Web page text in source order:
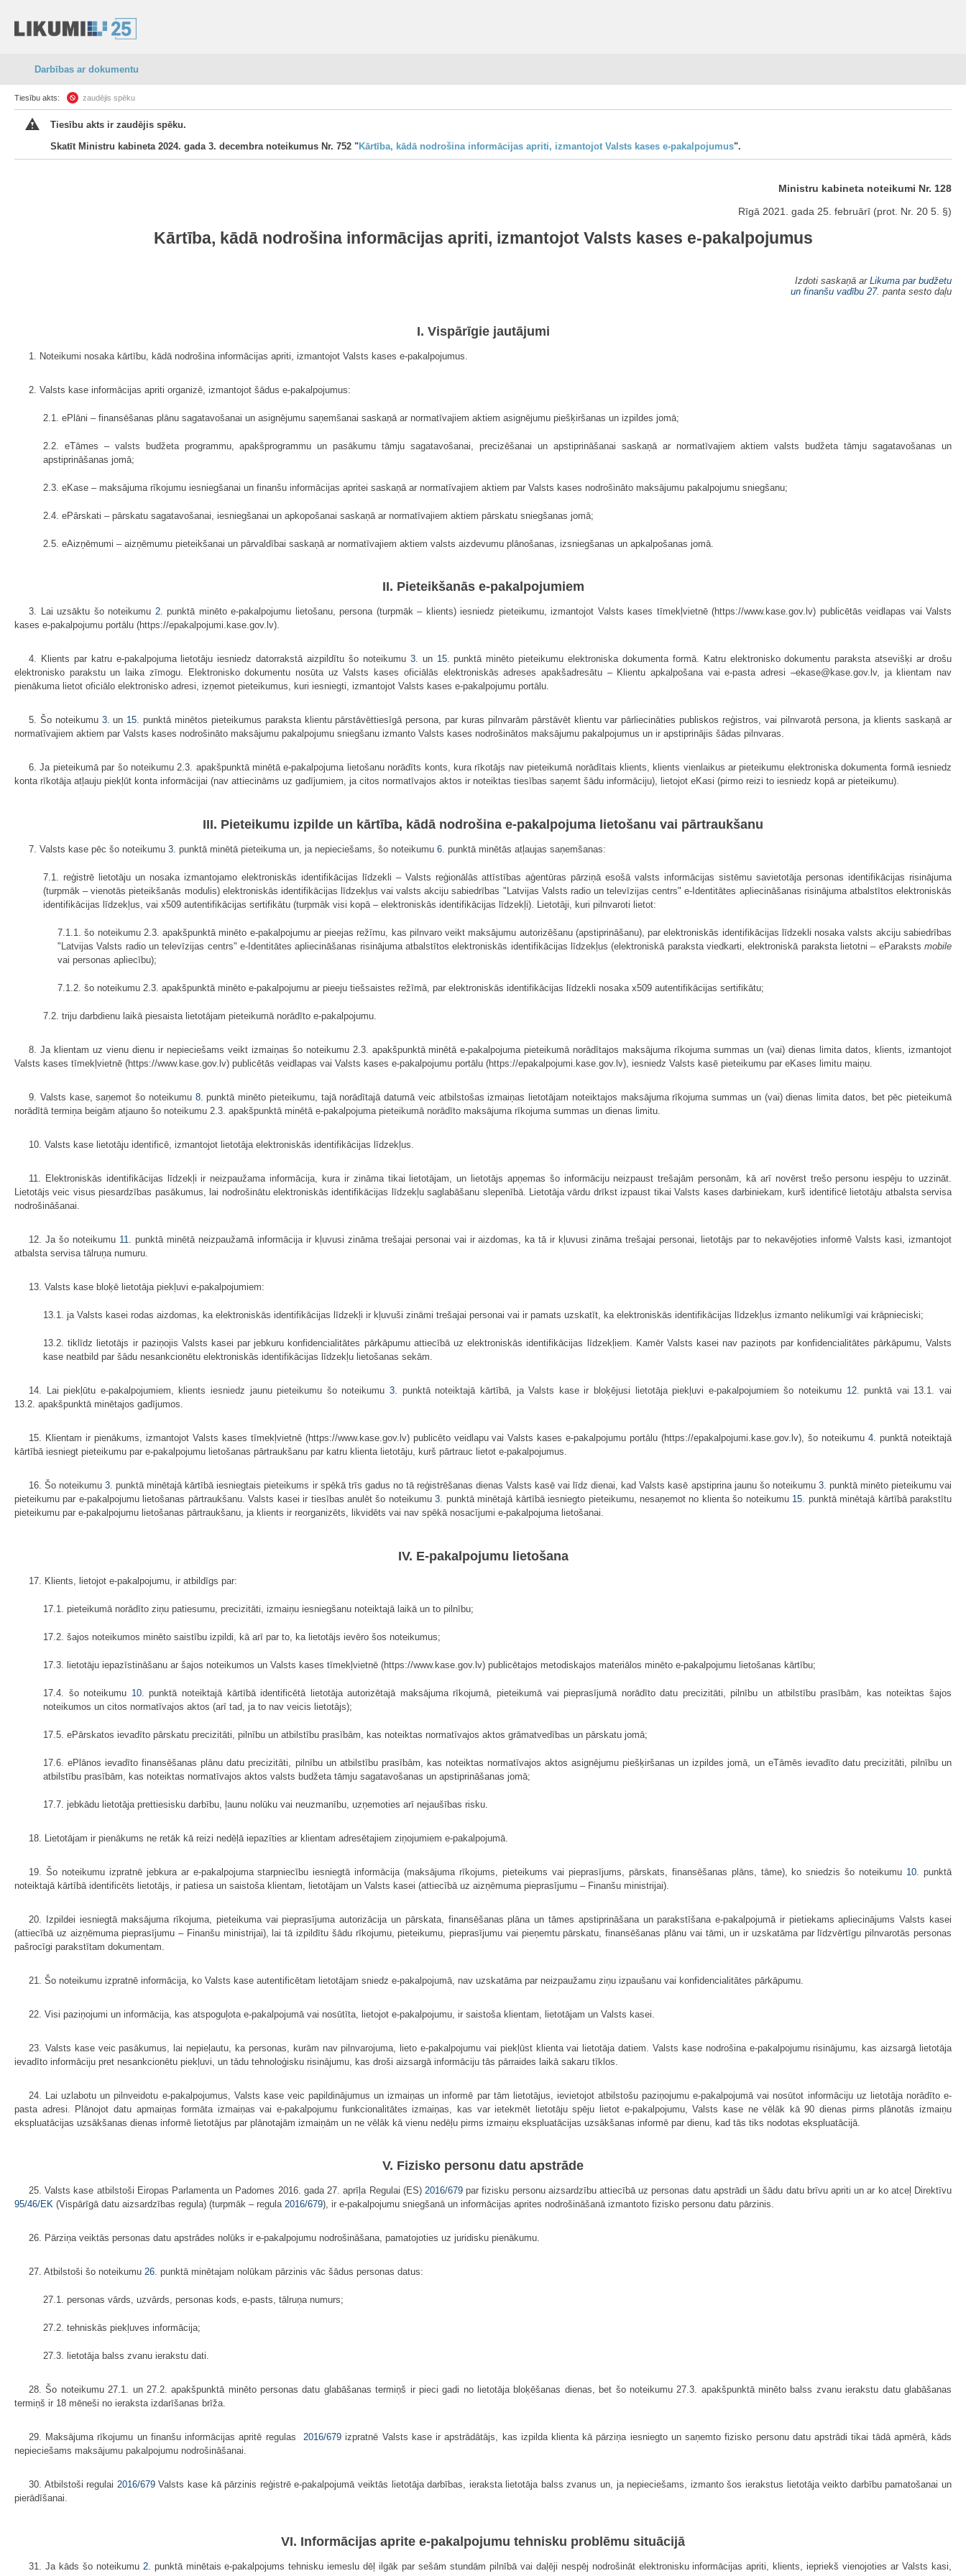
Darbības ar dokumentu
Tiesību akts: zaudējis spēku
Tiesību akts ir zaudējis spēku.
Skatīt Ministru kabineta 2024. gada 3. decembra noteikumus Nr. 752 "Kārtība, kādā nodrošina informācijas apriti, izmantojot Valsts kases e-pakalpojumus".
Ministru kabineta noteikumi Nr. 128
Rīgā 2021. gada 25. februārī (prot. Nr. 20 5. §)
Kārtība, kādā nodrošina informācijas apriti, izmantojot Valsts kases e-pakalpojumus
Izdoti saskaņā ar Likuma par budžetu
un finanšu vadību 27. panta sesto daļu
I. Vispārīgie jautājumi
1. Noteikumi nosaka kārtību, kādā nodrošina informācijas apriti, izmantojot Valsts kases e-pakalpojumus.
2. Valsts kase informācijas apriti organizē, izmantojot šādus e-pakalpojumus:
2.1. ePlāni – finansēšanas plānu sagatavošanai un asignējumu saņemšanai saskaņā ar normatīvajiem aktiem asignējumu piešķiršanas un izpildes jomā;
2.2. eTāmes – valsts budžeta programmu, apakšprogrammu un pasākumu tāmju sagatavošanai, precizēšanai un apstiprināšanai saskaņā ar normatīvajiem aktiem valsts budžeta tāmju sagatavošanas un
apstiprināšanas jomā;
2.3. eKase – maksājuma rīkojumu iesniegšanai un finanšu informācijas apritei saskaņā ar normatīvajiem aktiem par Valsts kases nodrošināto maksājumu pakalpojumu sniegšanu;
2.4. ePārskati – pārskatu sagatavošanai, iesniegšanai un apkopošanai saskaņā ar normatīvajiem aktiem pārskatu sniegšanas jomā;
2.5. eAizņēmumi – aizņēmumu pieteikšanai un pārvaldībai saskaņā ar normatīvajiem aktiem valsts aizdevumu plānošanas, izsniegšanas un apkalpošanas jomā.
II. Pieteikšanās e-pakalpojumiem
3. Lai uzsāktu šo noteikumu 2. punktā minēto e-pakalpojumu lietošanu, persona (turpmāk – klients) iesniedz pieteikumu, izmantojot Valsts kases tīmekļvietnē (https://www.kase.gov.lv) publicētās veidlapas vai Valsts
kases e-pakalpojumu portālu (https://epakalpojumi.kase.gov.lv).
4. Klients par katru e-pakalpojuma lietotāju iesniedz datorrakstā aizpildītu šo noteikumu 3. un 15. punktā minēto pieteikumu elektroniska dokumenta formā. Katru elektronisko dokumentu paraksta atsevišķi ar drošu
elektronisko parakstu un laika zīmogu. Elektronisko dokumentu nosūta uz Valsts kases oficiālās elektroniskās adreses apakšadresātu – Klientu apkalpošana vai e-pasta adresi –ekase@kase.gov.lv, ja klientam nav
pienākuma lietot oficiālo elektronisko adresi, izņemot pieteikumus, kuri iesniegti, izmantojot Valsts kases e-pakalpojumu portālu.
5. Šo noteikumu 3.un 15. punktā minētos pieteikumus paraksta klientu pārstāvēttiesīgā persona, par kuras pilnvarām pārstāvēt klientu var pārliecināties publiskos reģistros, vai pilnvarotā persona, ja klients saskaņā ar
normatīvajiem aktiem par Valsts kases nodrošināto maksājumu pakalpojumu sniegšanu izmanto Valsts kases nodrošinātos maksājumu pakalpojumus un ir apstiprinājis šādas pilnvaras.
6. Ja pieteikumā par šo noteikumu 2.3. apakšpunktā minētā e-pakalpojuma lietošanu norādīts konts, kura rīkotājs nav pieteikumā norādītais klients, klients vienlaikus ar pieteikumu elektroniska dokumenta formā iesniedz
konta rīkotāja atļauju piekļūt konta informācijai (nav attiecināms uz gadījumiem, ja citos normatīvajos aktos ir noteiktas tiesības saņemt šādu informāciju), lietojot eKasi (pirmo reizi to iesniedz kopā ar pieteikumu).
III. Pieteikumu izpilde un kārtība, kādā nodrošina e-pakalpojuma lietošanu vai pārtraukšanu
7. Valsts kase pēc šo noteikumu 3. punktā minētā pieteikuma un, ja nepieciešams, šo noteikumu 6. punktā minētās atļaujas saņemšanas:
7.1. reģistrē lietotāju un nosaka izmantojamo elektroniskās identifikācijas līdzekli – Valsts reģionālās attīstības aģentūras pārziņā esošā valsts informācijas sistēmu savietotāja personas identifikācijas risinājuma
(turpmāk – vienotās pieteikšanās modulis) elektroniskās identifikācijas līdzekļus vai valsts akciju sabiedrības "Latvijas Valsts radio un televīzijas centrs" e-Identitātes apliecināšanas risinājuma atbalstītos elektroniskās
identifikācijas līdzekļus, vai x509 autentifikācijas sertifikātu (turpmāk visi kopā – elektroniskās identifikācijas līdzekļi). Lietotāji, kuri pilnvaroti lietot:
7.1.1. šo noteikumu 2.3. apakšpunktā minēto e-pakalpojumu ar pieejas režīmu, kas pilnvaro veikt maksājumu autorizēšanu (apstiprināšanu), par elektroniskās identifikācijas līdzekli nosaka valsts akciju sabiedrības
"Latvijas Valsts radio un televīzijas centrs" e-Identitātes apliecināšanas risinājuma atbalstītos elektroniskās identifikācijas līdzekļus (elektroniskā paraksta viedkarti, elektroniskā paraksta lietotni – eParaksts mobile
vai personas apliecību);
7.1.2. šo noteikumu 2.3. apakšpunktā minēto e-pakalpojumu ar pieeju tiešsaistes režīmā, par elektroniskās identifikācijas līdzekli nosaka x509 autentifikācijas sertifikātu;
7.2. triju darbdienu laikā piesaista lietotājam pieteikumā norādīto e-pakalpojumu.
8. Ja klientam uz vienu dienu ir nepieciešams veikt izmaiņas šo noteikumu 2.3. apakšpunktā minētā e-pakalpojuma pieteikumā norādītajos maksājuma rīkojuma summas un (vai) dienas limita datos, klients, izmantojot
Valsts kases tīmekļvietnē (https://www.kase.gov.lv) publicētās veidlapas vai Valsts kases e-pakalpojumu portālu (https://epakalpojumi.kase.gov.lv), iesniedz Valsts kasē pieteikumu par eKases limitu maiņu.
9. Valsts kase, saņemot šo noteikumu 8. punktā minēto pieteikumu, tajā norādītajā datumā veic atbilstošas izmaiņas lietotājam noteiktajos maksājuma rīkojuma summas un (vai) dienas limita datos, bet pēc pieteikumā
norādītā termiņa beigām atjauno šo noteikumu 2.3. apakšpunktā minētā e-pakalpojuma pieteikumā norādīto maksājuma rīkojuma summas un dienas limitu.
10. Valsts kase lietotāju identificē, izmantojot lietotāja elektroniskās identifikācijas līdzekļus.
11. Elektroniskās identifikācijas līdzekļi ir neizpaužama informācija, kura ir zināma tikai lietotājam, un lietotājs apņemas šo informāciju neizpaust trešajām personām, kā arī novērst trešo personu iespēju to uzzināt.
Lietotājs veic visus piesardzības pasākumus, lai nodrošinātu elektroniskās identifikācijas līdzekļu saglabāšanu slepenībā. Lietotāja vārdu drīkst izpaust tikai Valsts kases darbiniekam, kurš identificē lietotāju atbalsta servisa
nodrošināšanai.
12. Ja šo noteikumu 11.
punktā minētā neizpaužamā informācija ir kļuvusi zināma trešajai personai vai ir aizdomas, ka tā ir kļuvusi zināma trešajai personai, lietotājs par to nekavējoties informē Valsts kasi, izmantojot
atbalsta servisa tālruņa numuru.
13. Valsts kase bloķē lietotāja piekļuvi e-pakalpojumiem:
13.1. ja Valsts kasei rodas aizdomas, ka elektroniskās identifikācijas līdzekļi ir kļuvuši zināmi trešajai personai vai ir pamats uzskatīt, ka elektroniskās identifikācijas līdzekļus izmanto nelikumīgi vai krāpnieciski;
13.2. tiklīdz lietotājs ir paziņojis Valsts kasei par jebkuru konfidencialitātes pārkāpumu attiecībā uz elektroniskās identifikācijas līdzekļiem. Kamēr Valsts kasei nav paziņots par konfidencialitātes pārkāpumu, Valsts
kase neatbild par šādu nesankcionētu elektroniskās identifikācijas līdzekļu lietošanas sekām.
14. Lai piekļūtu e-pakalpojumiem, klients iesniedz jaunu pieteikumu šo noteikumu3. punktā noteiktajā kārtībā, ja Valsts kase ir bloķējusi lietotāja piekļuvi e-pakalpojumiem šo noteikumu 12.
punktā vai 13.1. vai
13.2. apakšpunktā minētajos gadījumos.
15. Klientam ir pienākums, izmantojot Valsts kases tīmekļvietnē (https://www.kase.gov.lv) publicēto veidlapu vai Valsts kases e-pakalpojumu portālu (https://epakalpojumi.kase.gov.lv), šo noteikumu4. punktā noteiktajā
kārtībā iesniegt pieteikumu par e-pakalpojumu lietošanas pārtraukšanu par katru klienta lietotāju, kurš pārtrauc lietot e-pakalpojumus.
16. Šo noteikumu3. punktā minētajā kārtībā iesniegtais pieteikums ir spēkā trīs gadus no tā reģistrēšanas dienas Valsts kasē vai līdz dienai, kad Valsts kasē apstiprina jaunu šo noteikumu 3. punktā minēto pieteikumu vai
pieteikumu par e-pakalpojumu lietošanas pārtraukšanu. Valsts kasei ir tiesības anulēt šo noteikumu3. punktā minētajā kārtībā iesniegto pieteikumu, nesaņemot no klienta šo noteikumu 15. punktā minētajā kārtībā parakstītu
pieteikumu par e-pakalpojumu lietošanas pārtraukšanu, ja klients ir reorganizēts, likvidēts vai nav spēkā nosacījumi e-pakalpojuma lietošanai.
IV. E-pakalpojumu lietošana
17. Klients, lietojot e-pakalpojumu, ir atbildīgs par:
17.1. pieteikumā norādīto ziņu patiesumu, precizitāti, izmaiņu iesniegšanu noteiktajā laikā un to pilnību;
17.2. šajos noteikumos minēto saistību izpildi, kā arī par to, ka lietotājs ievēro šos noteikumus;
17.3. lietotāju iepazīstināšanu ar šajos noteikumos un Valsts kases tīmekļvietnē (https://www.kase.gov.lv) publicētajos metodiskajos materiālos minēto e-pakalpojumu lietošanas kārtību;
17.4. šo noteikumu 10.
punktā noteiktajā kārtībā identificētā lietotāja autorizētajā maksājuma rīkojumā, pieteikumā vai pieprasījumā norādīto datu precizitāti, pilnību un atbilstību prasībām, kas noteiktas šajos
noteikumos un citos normatīvajos aktos (arī tad, ja to nav veicis lietotājs);
17.5. ePārskatos ievadīto pārskatu precizitāti, pilnību un atbilstību prasībām, kas noteiktas normatīvajos aktos grāmatvedības un pārskatu jomā;
17.6. ePlānos ievadīto finansēšanas plānu datu precizitāti, pilnību un atbilstību prasībām, kas noteiktas normatīvajos aktos asignējumu piešķiršanas un izpildes jomā, un eTāmēs ievadīto datu precizitāti, pilnību un
atbilstību prasībām, kas noteiktas normatīvajos aktos valsts budžeta tāmju sagatavošanas un apstiprināšanas jomā;
17.7. jebkādu lietotāja prettiesisku darbību, ļaunu nolūku vai neuzmanību, uzņemoties arī nejaušības risku.
18. Lietotājam ir pienākums ne retāk kā reizi nedēļā iepazīties ar klientam adresētajiem ziņojumiem e-pakalpojumā.
19. Šo noteikumu izpratnē jebkura ar e-pakalpojuma starpniecību iesniegtā informācija (maksājuma rīkojums, pieteikums vai pieprasījums, pārskats, finansēšanas plāns, tāme), ko sniedzis šo noteikumu 10.
punktā
noteiktajā kārtībā identificēts lietotājs, ir patiesa un saistoša klientam, lietotājam un Valsts kasei (attiecībā uz aizņēmuma pieprasījumu – Finanšu ministrijai).
20. Izpildei iesniegtā maksājuma rīkojuma, pieteikuma vai pieprasījuma autorizācija un pārskata, finansēšanas plāna un tāmes apstiprināšana un parakstīšana e-pakalpojumā ir pietiekams apliecinājums Valsts kasei
(attiecībā uz aizņēmuma pieprasījumu – Finanšu ministrijai), lai tā izpildītu šādu rīkojumu, pieteikumu, pieprasījumu vai pieņemtu pārskatu, finansēšanas plānu vai tāmi, un ir uzskatāma par līdzvērtīgu pilnvarotās personas
pašrocīgi parakstītam dokumentam.
21. Šo noteikumu izpratnē informācija, ko Valsts kase autentificētam lietotājam sniedz e-pakalpojumā, nav uzskatāma par neizpaužamu ziņu izpaušanu vai konfidencialitātes pārkāpumu.
22. Visi paziņojumi un informācija, kas atspoguļota e-pakalpojumā vai nosūtīta, lietojot e-pakalpojumu, ir saistoša klientam, lietotājam un Valsts kasei.
23. Valsts kase veic pasākumus, lai nepieļautu, ka personas, kurām nav pilnvarojuma, lieto e-pakalpojumu vai piekļūst klienta vai lietotāja datiem. Valsts kase nodrošina e-pakalpojumu risinājumu, kas aizsargā lietotāja
ievadīto informāciju pret nesankcionētu piekļuvi, un tādu tehnoloģisku risinājumu, kas droši aizsargā informāciju tās pārraides laikā sakaru tīklos.
24. Lai uzlabotu un pilnveidotu e-pakalpojumus, Valsts kase veic papildinājumus un izmaiņas un informē par tām lietotājus, ievietojot atbilstošu paziņojumu e-pakalpojumā vai nosūtot informāciju uz lietotāja norādīto e-
pasta adresi. Plānojot datu apmaiņas formāta izmaiņas vai e-pakalpojumu funkcionalitātes izmaiņas, kas var ietekmēt lietotāju spēju lietot e-pakalpojumu, Valsts kase ne vēlāk kā 90 dienas pirms plānotās izmaiņu
ekspluatācijas uzsākšanas dienas informē lietotājus par plānotajām izmaiņām un ne vēlāk kā vienu nedēļu pirms izmaiņu ekspluatācijas uzsākšanas informē par dienu, kad tās tiks nodotas ekspluatācijā.
V. Fizisko personu datu apstrāde
25. Valsts kase atbilstoši Eiropas Parlamenta un Padomes 2016. gada 27. aprīļa Regulai (ES) 2016/679par fizisku personu aizsardzību attiecībā uz personas datu apstrādi un šādu datu brīvu apriti un ar ko atceļ Direktīvu
95/46/EK (Vispārīgā datu aizsardzības regula) (turpmāk – regula 2016/679), ir e-pakalpojumu sniegšanā un informācijas aprites nodrošināšanā izmantoto fizisko personu datu pārzinis.
26. Pārziņa veiktās personas datu apstrādes nolūks ir e-pakalpojumu nodrošināšana, pamatojoties uz juridisku pienākumu.
27. Atbilstoši šo noteikumu 26. punktā minētajam nolūkam pārzinis vāc šādus personas datus:
27.1. personas vārds, uzvārds, personas kods, e-pasts, tālruņa numurs;
27.2. tehniskās piekļuves informācija;
27.3. lietotāja balss zvanu ierakstu dati.
28. Šo noteikumu 27.1. un 27.2. apakšpunktā minēto personas datu glabāšanas termiņš ir pieci gadi no lietotāja bloķēšanas dienas, bet šo noteikumu 27.3. apakšpunktā minēto balss zvanu ierakstu datu glabāšanas
termiņš ir 18 mēneši no ieraksta izdarīšanas brīža.
29. Maksājuma rīkojumu un finanšu informācijas apritē regulas2016/679 izpratnē Valsts kase ir apstrādātājs, kas izpilda klienta kā pārziņa iesniegto un saņemto fizisko personu datu apstrādi tikai tādā apmērā, kāds
nepieciešams maksājumu pakalpojumu nodrošināšanai.
30. Atbilstoši regulai 2016/679Valsts kase kā pārzinis reģistrē e-pakalpojumā veiktās lietotāja darbības, ieraksta lietotāja balss zvanus un, ja nepieciešams, izmanto šos ierakstus lietotāja veikto darbību pamatošanai un
pierādīšanai.
VI. Informācijas aprite e-pakalpojumu tehnisku problēmu situācijā
31. Ja kāds šo noteikumu 2. punktā minētais e-pakalpojums tehnisku iemeslu dēļ ilgāk par sešām stundām pilnībā vai daļēji nespēj nodrošināt elektronisku informācijas apriti, klients, iepriekš vienojoties ar Valsts kasi,